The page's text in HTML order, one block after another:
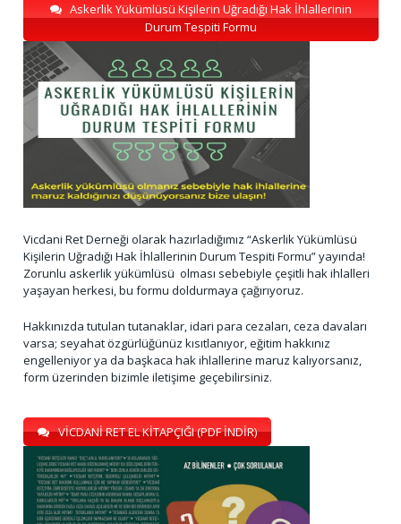
Askerlik Yükümlüsü Kişilerin Uğradığı Hak İhlallerinin
Durum Tespiti Formu
Vicdani Ret Derneği olarak hazırladığımız “Askerlik Yükümlüsü
Kişilerin Uğradığı Hak İhlallerinin Durum Tespiti Formu” yayında!
Zorunlu askerlik yükümlüsü olması sebebiyle çeşitli hak ihlalleri
yaşayan herkesi, bu formu doldurmaya çağırıyoruz.
Hakkınızda tutulan tutanaklar, idari para cezaları, ceza davaları
varsa; seyahat özgürlüğünüz kısıtlanıyor, eğitim hakkınız
engelleniyor ya da başkaca hak ihlallerine maruz kalıyorsanız,
form üzerinden bizimle iletişime geçebilirsiniz.
VİCDANİ RET EL KİTAPÇIĞI (PDF İNDİR)